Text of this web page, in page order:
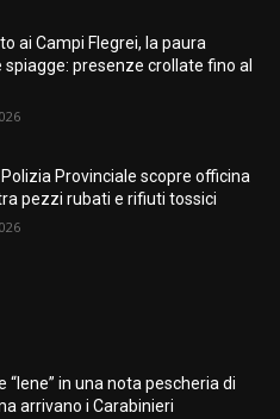
ai Campi Flegrei, la paura
spiagge: presenze crollate fino al
Provinciale scopre officina
pezzi rubati e rifiuti tossici
“Iene” in una nota pescheria di
arrivano i Carabinieri